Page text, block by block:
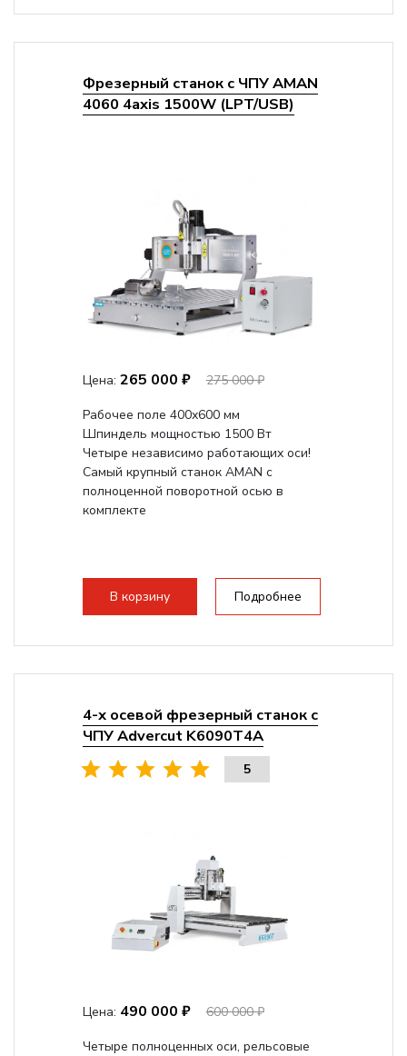
Фрезерный станок с ЧПУ AMAN
4060 4axis 1500W (LPT/USB)
Цена: 265 000 ₽
275 000 ₽
Рабочее поле 400х600 мм
Шпиндель мощностью 1500 Вт
Четыре независимо работающих оси!
Самый крупный станок AMAN с
полноценной поворотной осью в
комплекте
В корзину Подробнее
4-х осевой фрезерный станок с
ЧПУ Advercut K6090T4A
5
Цена: 490 000 ₽
600 000 ₽
Четыре полноценных оси, рельсовые